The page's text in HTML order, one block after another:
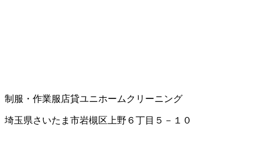
制服・作業服店貸ユニホーム クリーニング
埼玉県さいたま市岩槻区上野６丁目５－１０